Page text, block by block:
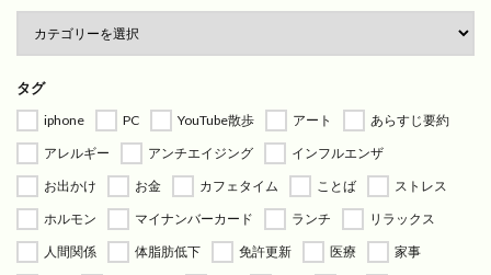
タグ
iphone PC YouTube散歩 アート
あらすじ要約
アレルギー
アンチエイジング
インフルエンザ
お出かけ
お金 カフェタイム ことば
ストレス
ホルモン
マイナンバーカード ランチ
リラックス
人間関係
体脂肪低下 免許更新 医療
家事